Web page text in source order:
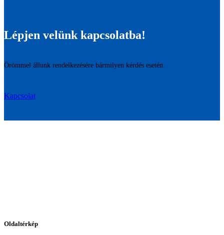
Lépjen velünk kapcsolatba!
Örömmel állunk rendelkezésére bármilyen kérdés esetén.
Kapcsolat
Oldaltérkép